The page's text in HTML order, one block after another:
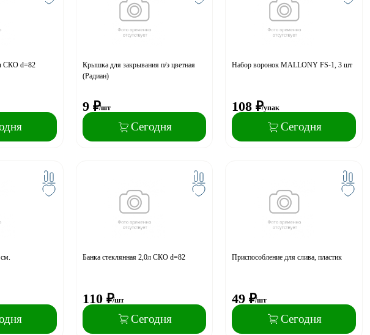
СКО d=82
Крышка для закрывания п/э цветная
(Радиан)
9 ₽/шт
Сегодня
Набор воронок MALLONY FS-1, 3 шт
108 ₽/упак
Сегодня
Банка стеклянная 2,0л СКО d=82
110 ₽/шт
Сегодня
Приспособление для слива, пластик
49 ₽/шт
Сегодня